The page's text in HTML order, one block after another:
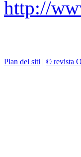
http://
Plan del siti | © revista